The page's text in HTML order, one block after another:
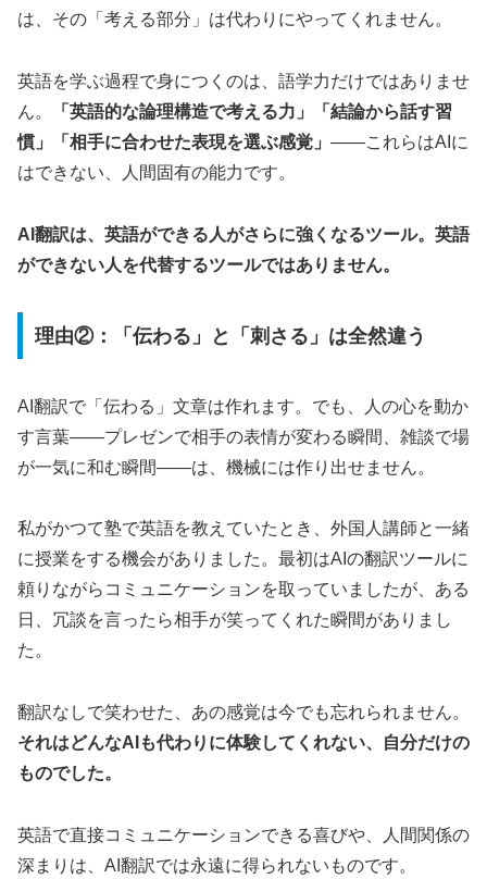
は、その「考える部分」は代わりにやってくれません。
英語を学ぶ過程で身につくのは、語学力だけではありませ
ん。
「英語的な論理構造で考える力」「結論から話す習
慣」「相手に合わせた表現を選ぶ感覚」 ——これらはAIに
はできない、人間固有の能力です。
AI翻訳は、英語ができる人がさらに強くなるツール。英語
ができない人を代替するツールではありません。
理由②：「伝わる」と「刺さる」は全然違う
AI翻訳で「伝わる」文章は作れます。でも、人の心を動か
す言葉——プレゼンで相手の表情が変わる瞬間、雑談で場
が一気に和む瞬間——は、機械には作り出せません。
私がかつて塾で英語を教えていたとき、外国人講師と一緒
に授業をする機会がありました。最初はAIの翻訳ツールに
頼りながらコミュニケーションを取っていましたが、ある
日、冗談を言ったら相手が笑ってくれた瞬間がありまし
た。
翻訳なしで笑わせた、あの感覚は今でも忘れられません。
それはどんなAIも代わりに体験してくれない、自分だけの
ものでした。
英語で直接コミュニケーションできる喜びや、人間関係の
深まりは、AI翻訳では永遠に得られないものです。